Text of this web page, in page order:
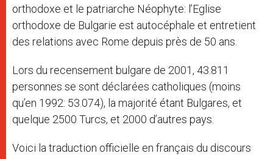
orthodoxe et le patriarche Néophyte: l’Eglise
orthodoxe de Bulgarie est autocéphale et entretient
des relations avec Rome depuis près de 50 ans.
Lors du recensement bulgare de 2001, 43.811
personnes se sont déclarées catholiques (moins
qu’en 1992: 53.074), la majorité étant Bulgares, et
quelque 2500 Turcs, et 2000 d’autres pays.
Voici la traduction officielle en français du discours